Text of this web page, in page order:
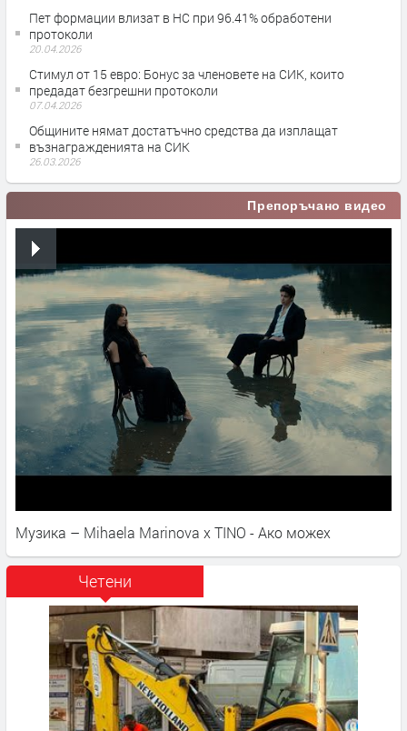
Пет формации влизат в НС при 96.41% обработени
протоколи
20.04.2026
Стимул от 15 евро: Бонус за членовете на СИК, които
предадат безгрешни протоколи
07.04.2026
Общините нямат достатъчно средства да изплащат
възнагражденията на СИК
26.03.2026
Препоръчано видео
Музика – Mihaela Marinova x TINO - Ако можех
Четени